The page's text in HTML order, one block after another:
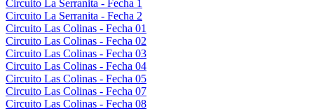
Circuito La Serranita - Fecha 1
Circuito La Serranita - Fecha 2
Circuito Las Colinas - Fecha 01
Circuito Las Colinas - Fecha 02
Circuito Las Colinas - Fecha 03
Circuito Las Colinas - Fecha 04
Circuito Las Colinas - Fecha 05
Circuito Las Colinas - Fecha 07
Circuito Las Colinas - Fecha 08